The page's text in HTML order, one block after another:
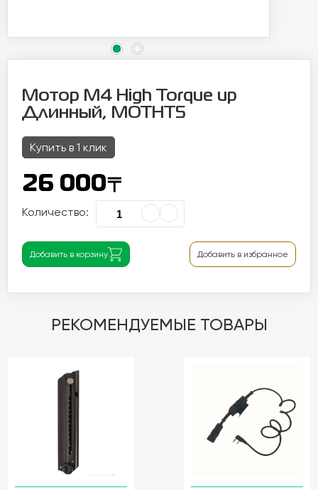
Мотор M4 High Torque up
Длинный, MOTHT5
Купить в 1 клик
26 000〒
Количество:
Добавить в корзину Добавить в избранное
РЕКОМЕНДУЕМЫЕ ТОВАРЫ